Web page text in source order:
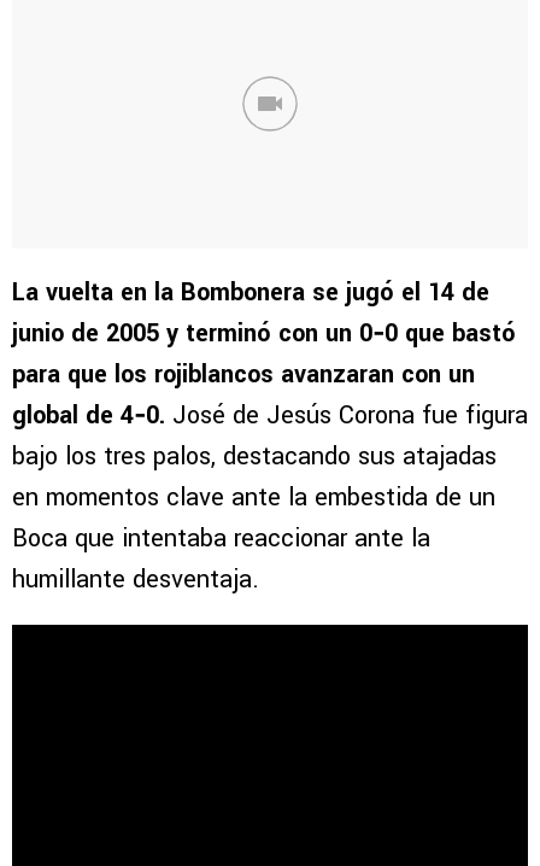
La vuelta en la Bombonera se jugó el 14 de
junio de 2005 y terminó con un 0‑0 que bastó
para que los rojiblancos avanzaran con un
global de 4‑0. José de Jesús Corona fue figura
bajo los tres palos, destacando sus atajadas
en momentos clave ante la embestida de un
Boca que intentaba reaccionar ante la
humillante desventaja.